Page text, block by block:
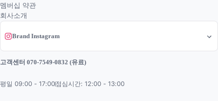
멤버십 약관
회사소개
Brand Instagram
고객센터 070-7549-0832 (유료)
평일 09:00 - 17:00점심시간: 12:00 - 13:00